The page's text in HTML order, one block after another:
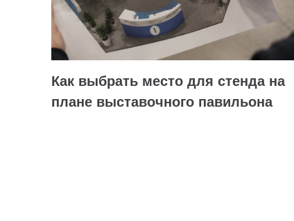
Как выбрать место для стенда на
плане выставочного павильона